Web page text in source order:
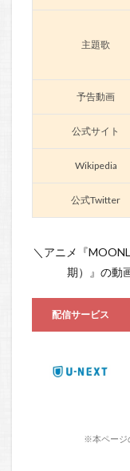
主題歌
予告動画
公式サイト
Wikipedia
公式Twitter
＼アニメ『
期）』の動
配信サービス
※本ページ